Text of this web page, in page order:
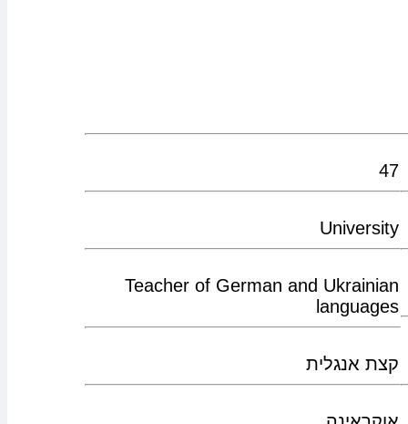
47
University
Teacher of German and Ukrainian
languages
קצת אנגלית